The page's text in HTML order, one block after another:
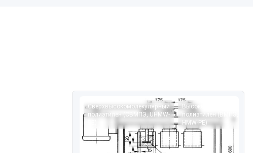
Сверхвысокомолекулярный
полиэтилен (СВМПЭ, UHMW-
Высокомолекулярный
полиэтилен (ВМПЭ,
HMW-PE)